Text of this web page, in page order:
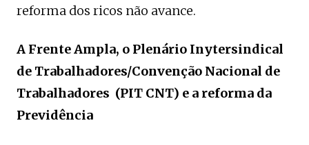
reforma dos ricos não avance.
A Frente Ampla, o Plenário Inytersindical
de Trabalhadores/Convenção Nacional de
Trabalhadores (PIT CNT) e a reforma da
Previdência